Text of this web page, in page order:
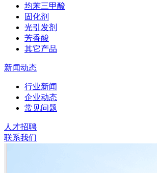
均苯三甲酸
固化剂
光引发剂
芳香酸
其它产品
新闻动态
行业新闻
企业动态
常见问题
人才招聘
联系我们